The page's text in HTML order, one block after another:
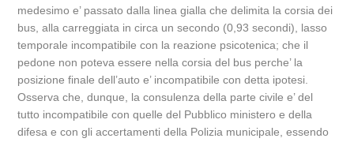
medesimo e’ passato dalla linea gialla che delimita la corsia dei
bus, alla carreggiata in circa un secondo (0,93 secondi), lasso
temporale incompatibile con la reazione psicotenica; che il
pedone non poteva essere nella corsia del bus perche’ la
posizione finale dell’auto e’ incompatibile con detta ipotesi.
Osserva che, dunque, la consulenza della parte civile e’ del
tutto incompatibile con quelle del Pubblico ministero e della
difesa e con gli accertamenti della Polizia municipale, essendo